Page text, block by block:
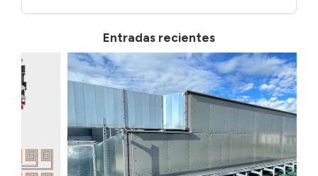
Entradas recientes